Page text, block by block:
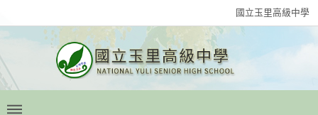
國立玉里高級中學